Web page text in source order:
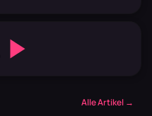
Alle Artikel →